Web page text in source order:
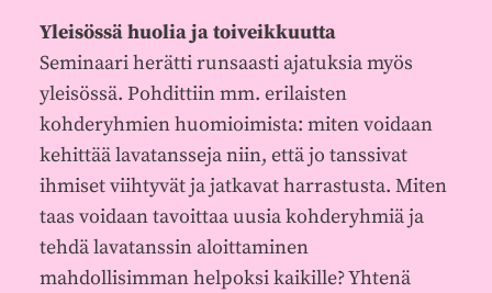
Yleisössä huolia ja toiveikkuutta
Seminaari herätti runsaasti ajatuksia myös
yleisössä. Pohdittiin mm. erilaisten
kohderyhmien huomioimista: miten voidaan
kehittää lavatansseja niin, että jo tanssivat
ihmiset viihtyvät ja jatkavat harrastusta. Miten
taas voidaan tavoittaa uusia kohderyhmiä ja
tehdä lavatanssin aloittaminen
mahdollisimman helpoksi kaikille? Yhtenä